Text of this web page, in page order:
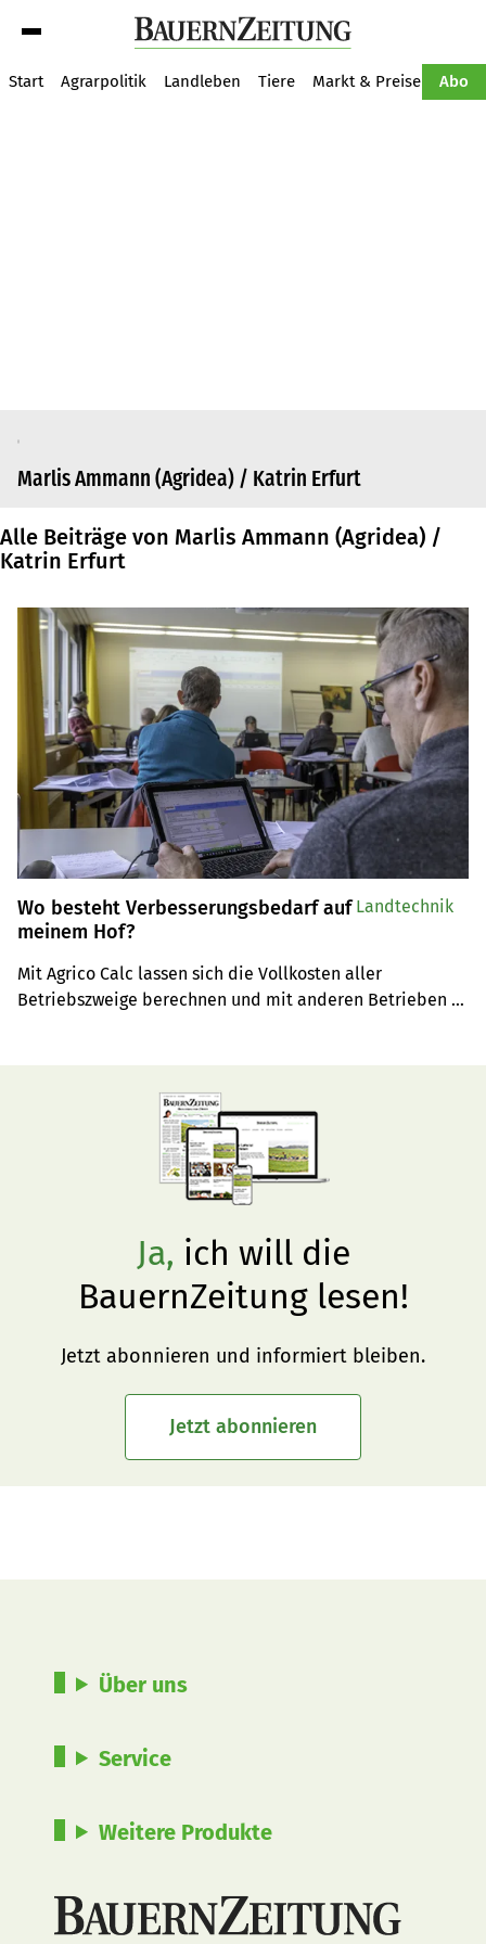
Start Agrarpolitik Landleben Tiere Markt & Preise Abo
Marlis Ammann (Agridea) / Katrin Erfurt
Alle Beiträge von Marlis Ammann (Agridea) /
Katrin Erfurt
Wo besteht Verbesserungsbedarf auf
meinem Hof?
Mit Agrico Calc lassen sich die Vollkosten aller
Betriebszweige berechnen und mit anderen Betrieben
Landtechnik
Ja, ich will die
BauernZeitung lesen!
Jetzt abonnieren und informiert bleiben.
Jetzt abonnieren
Über uns
Service
Weitere Produkte